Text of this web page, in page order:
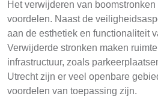
Het verwijderen van
voordelen. Naast de
aan de esthetiek en functionaliteit
Verwijderde stronken maken
infrastructuur, zoals
Utrecht zijn er veel openbare
voordelen van toepassing zijn.